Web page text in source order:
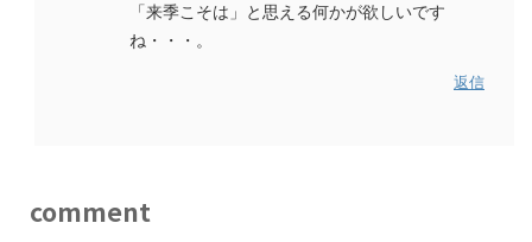
「来季こそは」と思える何かが欲しいです
ね・・・。
返信
comment